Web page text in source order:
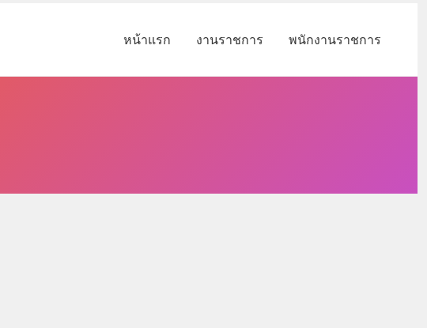
หน้าแรก งานราชการ พนักงานราชการ